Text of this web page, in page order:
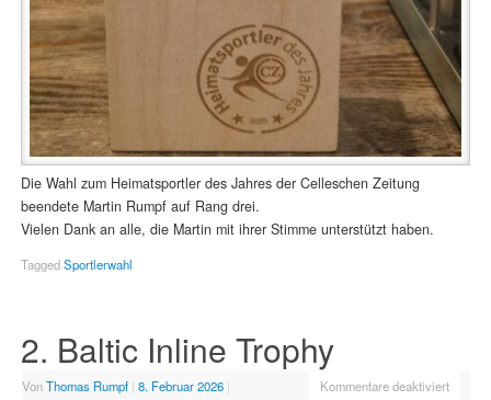
Die Wahl zum Heimatsportler des Jahres der Celleschen Zeitung
beendete Martin Rumpf auf Rang drei.
Vielen Dank an alle, die Martin mit ihrer Stimme unterstützt haben.
TaggedSportlerwahl
2. Baltic Inline Trophy
VonThomas Rumpf | 8. Februar 2026 | Kommentare deaktiviert